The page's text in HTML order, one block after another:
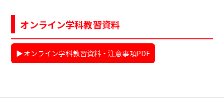
オンライン学科教習資料
▶︎オンライン学科教習資料・注意事項PDF